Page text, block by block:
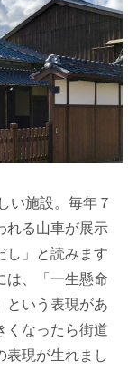
い施設。毎年７
れる山車が展示
し」と読みます
は、「一生懸命
という表現があ
くなったら街道
表現が生れまし